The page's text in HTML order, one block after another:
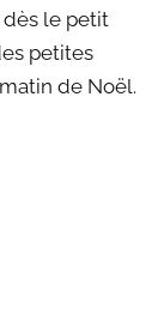
le petit
petites
de Noël.